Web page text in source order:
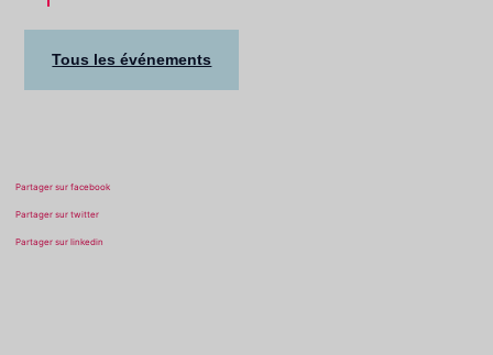
Tous les événements
Partager sur facebook
Partager sur twitter
Partager sur linkedin